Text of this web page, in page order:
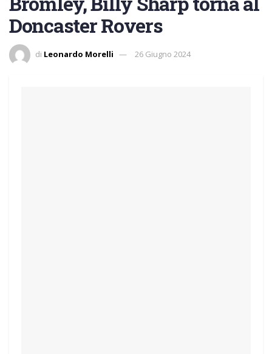
Doncaster Rovers
di Leonardo Morelli 26 Giugno 2024